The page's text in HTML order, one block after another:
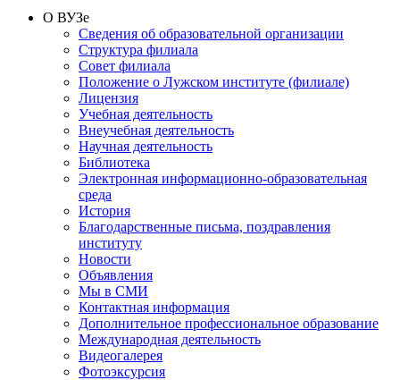
О ВУЗе
Сведения об образовательной организации
Структура филиала
Совет филиала
Положение о Лужском институте (филиале)
Лицензия
Учебная деятельность
Внеучебная деятельность
Научная деятельность
Библиотека
Электронная информационно-образовательная
среда
История
Благодарственные письма, поздравления
институту
Новости
Объявления
Мы в СМИ
Контактная информация
Дополнительное профессиональное образование
Международная деятельность
Видеогалерея
Фотоэксурсия